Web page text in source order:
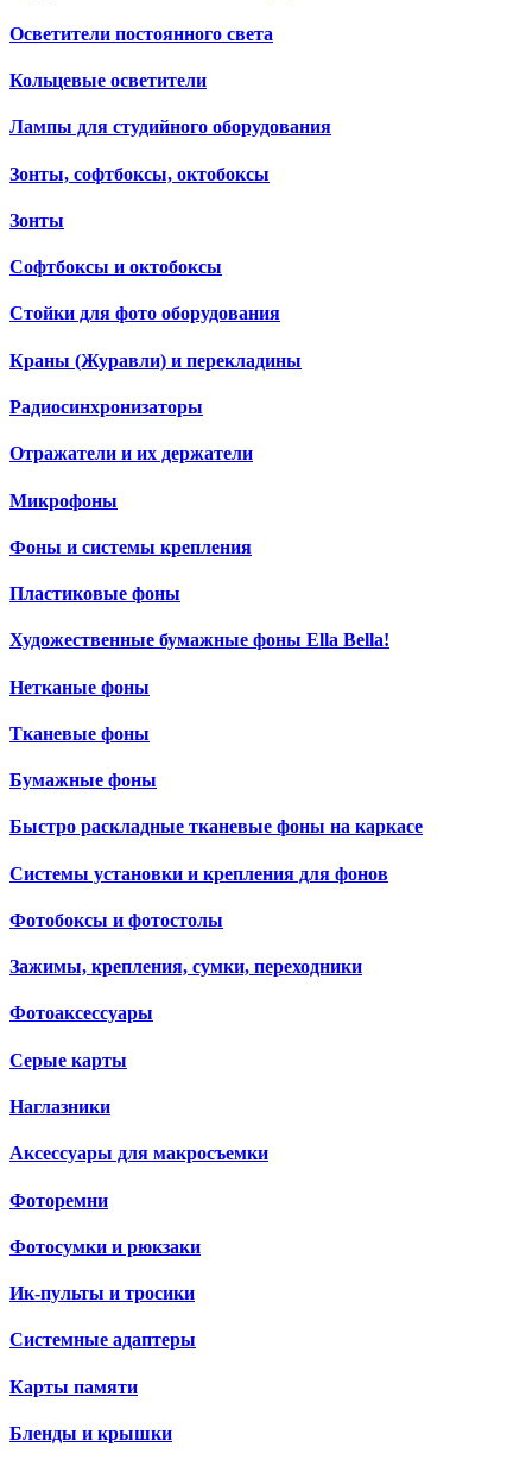
Осветители постоянного света
Кольцевые осветители
Лампы для студийного оборудования
Зонты, софтбоксы, октобоксы
Зонты
Софтбоксы и октобоксы
Стойки для фото оборудования
Краны (Журавли) и перекладины
Радиосинхронизаторы
Отражатели и их держатели
Микрофоны
Фоны и системы крепления
Пластиковые фоны
Художественные бумажные фоны Ella Bella!
Нетканые фоны
Тканевые фоны
Бумажные фоны
Быстро раскладные тканевые фоны на каркасе
Системы установки и крепления для фонов
Фотобоксы и фотостолы
Зажимы, крепления, сумки, переходники
Фотоаксессуары
Серые карты
Наглазники
Аксессуары для макросъемки
Фоторемни
Фотосумки и рюкзаки
Ик-пульты и тросики
Системные адаптеры
Карты памяти
Бленды и крышки